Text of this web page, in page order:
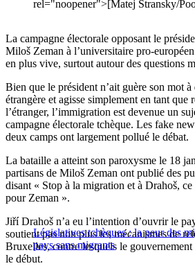
rel="noopener">[Matej Stransky/
La campagne électorale opposant le
Miloš Zeman à l’universitaire pro-
en plus vive, surtout autour des questions
Bien que le président n’ait guère son mot
étrangère et agisse simplement en tant que
l’étranger, l’immigration est devenue un
campagne électorale tchèque. Les fake
deux camps ont largement pollué le débat.
La bataille a atteint son paroxysme le 18
partisans de Miloš Zeman ont publié des
disant « Stop à la migration et à Drahoš,
pour Zeman ».
Législatives tchèques : la peur des
pays sans migrants
Jiří Drahoš n’a eu l’intention d’ouvrir le
soutient pas non plus les mécanismes de
Bruxelles, contre lesquels le gouvernement
le début.